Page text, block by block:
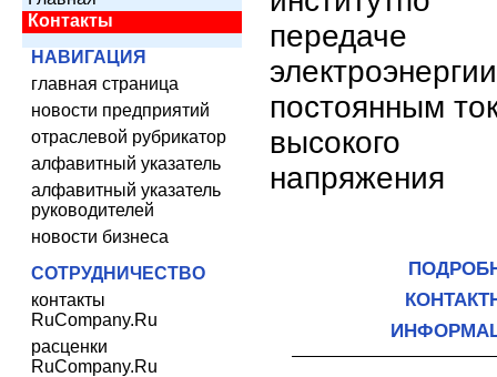
Контакты
НАВИГАЦИЯ
главная страница
новости предприятий
отраслевой рубрикатор
алфавитный указатель
алфавитный указатель
руководителей
новости бизнеса
СОТРУДНИЧЕСТВО
контакты
RuCompany.Ru
расценки
RuCompany.Ru
передаче
электроэнергии
постоянным
высокого
напряжения